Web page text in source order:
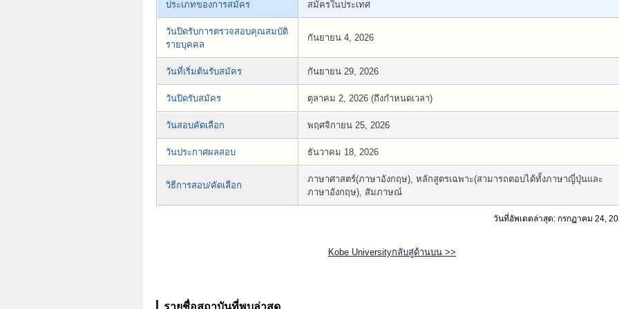
ประเภทของการสมัคร สมัครในประเทศ
วันปิดรับการตรวจสอบคุณสมบัติ
รายบุคคล
กันยายน 4, 2026
วันที่เริ่มต้นรับสมัคร กันยายน 29, 2026
วันปิดรับสมัคร ตุลาคม 2, 2026 (ถึงกำหนดเวลา)
วันสอบคัดเลือก พฤศจิกายน 25, 2026
วันประกาศผลสอบ ธันวาคม 18, 2026
วิธีการสอบ/คัดเลือก
ภาษาศาสตร์(ภาษาอังกฤษ), หลักสูตรเฉพาะ(สามารถตอบได้ทั้งภาษาญี่ปุ่นและ
ภาษาอังกฤษ), สัมภาษณ์
วันที่อัพเดตล่าสุด: กรกฏาคม 24,
Kobe Universityกลับสู่ด้านบน >>
รายชื่อสถาบันที่พบล่าสุด